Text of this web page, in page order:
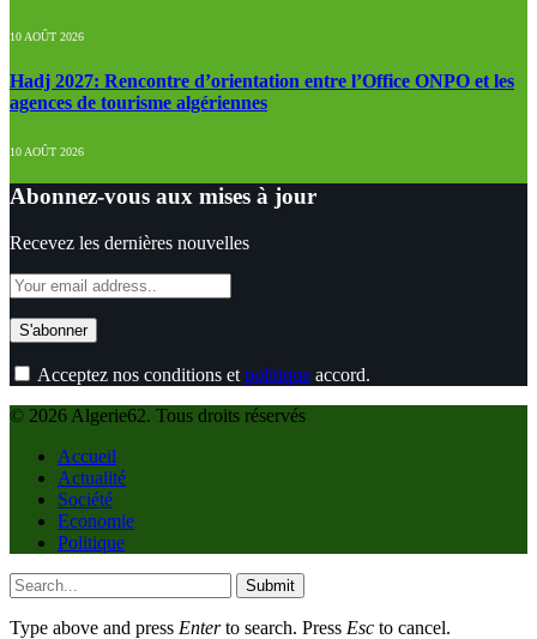
10 AOÛT 2026
Hadj 2027: Rencontre d’orientation entre l’Office ONPO et les
agences de tourisme algériennes
10 AOÛT 2026
Abonnez-vous aux mises à jour
Recevez les dernières nouvelles
Acceptez nos conditions et politique accord.
© 2026 Algerie62. Tous droits réservés
Accueil
Actualité
Société
Economie
Politique
Submit
Type above and press Enterto search. Press Esc to cancel.